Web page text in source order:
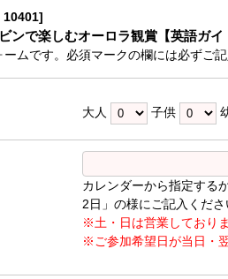
10401]
ンで楽しむオーロラ観賞【英語ガ
ムです。必須マークの欄には必ずご記
大人 子供
カレンダーから指定する
2日」の様にご記入くださ
※土・日は営業しており
※ご参加希望日が当日・